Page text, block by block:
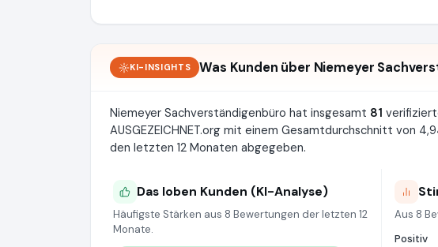
KI-INSIGHTS Was Kunden über Niemeyer
Niemeyer Sachverständigenbüro hat insgesamt 81
AUSGEZEICHNET.org mit einem Gesamtdurchschnitt von
den letzten 12 Monaten abgegeben.
Das loben Kunden (KI-Analyse)
Häufigste Stärken aus 8 Bewertungen der letzten 12
Monate.
Aus 8
Positiv